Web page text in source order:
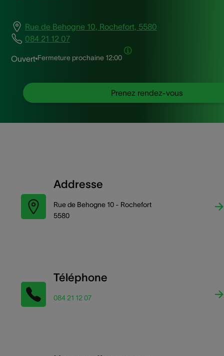
Rue de Behogne 10, Rochefort, 5580
084 21 12 07
Ouvert Fermeture prochaine 12:00
Prenez rendez-vous
Addresse
Rue de Behogne 10 - Rochefort
5580
Téléphone
084 21 12 07